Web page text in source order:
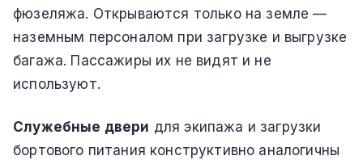
фюзеляжа. Открываются только на земле —
наземным персоналом при загрузке и выгрузке
багажа. Пассажиры их не видят и не
используют.
Служебные двери для экипажа и загрузки
бортового питания конструктивно аналогичны